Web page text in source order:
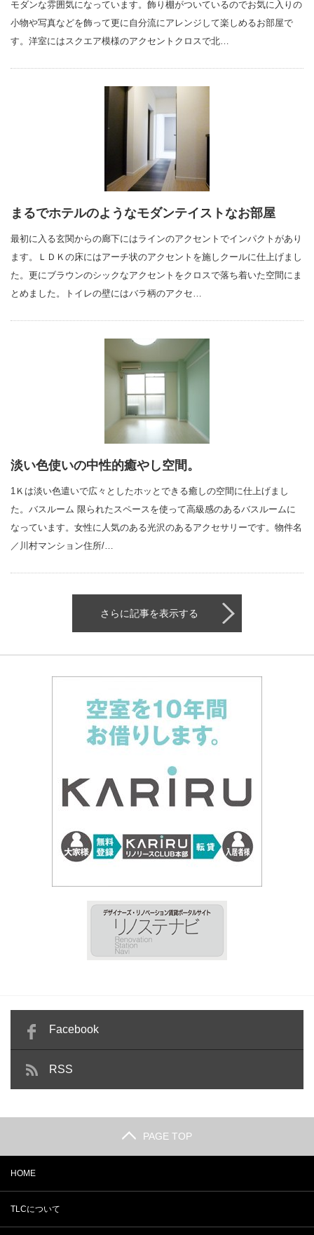
モダンな雰囲気になっています。飾り棚がついているのでお気に入りの
小物や写真などを飾って更に自分流にアレンジして楽しめるお部屋で
す。洋室にはスクエア模様のアクセントクロスで北…
まるでホテルのようなモダンテイストなお部屋
最初に入る玄関からの廊下にはラインのアクセントでインパクトがあり
ます。ＬＤＫの床にはアーチ状のアクセントを施しクールに仕上げまし
た。更にブラウンのシックなアクセントをクロスで落ち着いた空間にま
とめました。トイレの壁にはバラ柄のアクセ…
淡い色使いの中性的癒やし空間。
1Ｋは淡い色遣いで広々としたホッとできる癒しの空間に仕上げまし
た。バスルーム 限られたスペースを使って高級感のあるバスルームに
なっています。女性に人気のある光沢のあるアクセサリーです。物件名
／川村マンション住所/…
さらに記事を表示する
Facebook
RSS
PAGE TOP
HOME
TLCについて